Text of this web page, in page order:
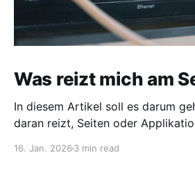
Was reizt mich am
In diesem Artikel soll es darum
daran reizt, Seiten oder
16. Jan. 2026 3 min read